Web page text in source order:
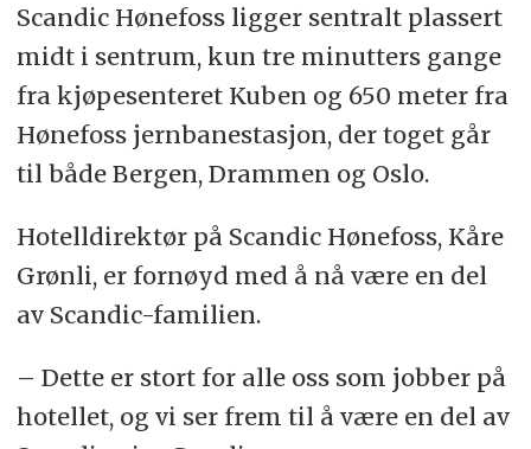
Scandic Hønefoss ligger sentralt plassert
midt i sentrum, kun tre minutters gange
fra kjøpesenteret Kuben og 650 meter fra
Hønefoss jernbanestasjon, der toget går
til både Bergen, Drammen og Oslo.
Hotelldirektør på Scandic Hønefoss, Kåre
Grønli, er fornøyd med å nå være en del
av Scandic-familien.
– Dette er stort for alle oss som jobber på
hotellet, og vi ser frem til å være en del av